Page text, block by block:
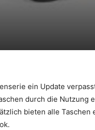
ein Update
durch die Nutzung
bieten alle